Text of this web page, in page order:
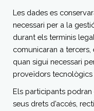
Les dades es
necessari per a la
durant els terminis
comunicaran a
quan sigui necessari
proveïdors tecnològics
Els participants
seus drets d’accés,